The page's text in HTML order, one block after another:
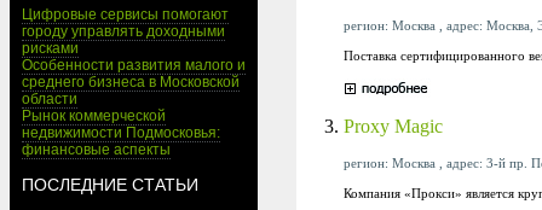
Цифровые сервисы помогают
городу управлять доходными
рисками
Особенности развития малого и
среднего бизнеса в Московской
области
Рынок коммерческой
недвижимости Подмосковья:
финансовые аспекты
ПОСЛЕДНИЕ СТАТЬИ
регион: Москва , адрес: Москва,
Поставка сертифицированного
3. Proxy Magic
регион: Москва , адрес: 3-й пр.
Компания «Прокси» является